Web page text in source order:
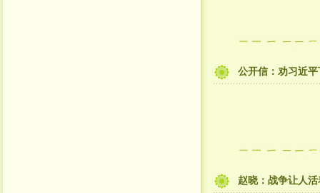
公开信：劝习近
赵晓：战争让人